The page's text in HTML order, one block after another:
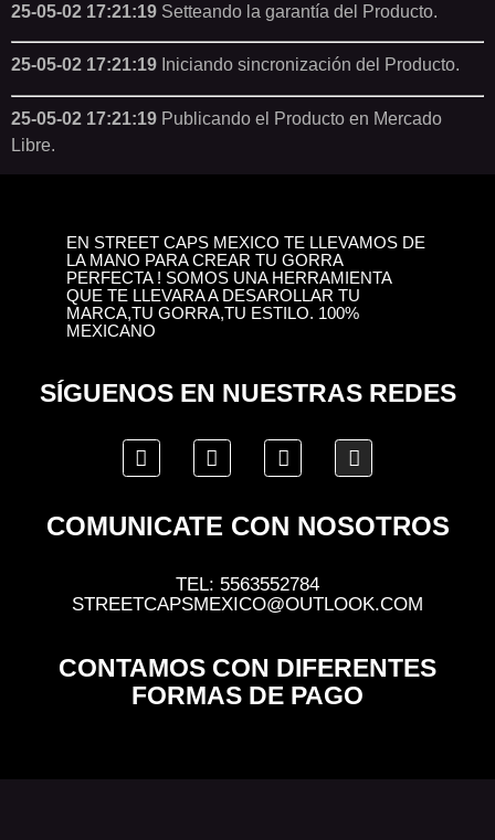
25-05-02 17:21:19 Setteando la garantía del Producto.
25-05-02 17:21:19 Iniciando sincronización del Producto.
25-05-02 17:21:19 Publicando el Producto en Mercado
Libre.
EN STREET CAPS MEXICO TE LLEVAMOS DE
LA MANO PARA CREAR TU GORRA
PERFECTA ! SOMOS UNA HERRAMIENTA
QUE TE LLEVARA A DESAROLLAR TU
MARCA,TU GORRA,TU ESTILO. 100%
MEXICANO
SÍGUENOS EN NUESTRAS REDES
COMUNICATE CON NOSOTROS
TEL: 5563552784
STREETCAPSMEXICO@OUTLOOK.COM
CONTAMOS CON DIFERENTES
FORMAS DE PAGO